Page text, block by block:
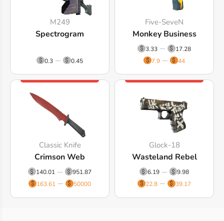
M249
Spectrogram
0.3 0.45
Five-SeveN
Monkey Business
3.33
17.28
7.9
44
Classic Knife
Crimson Web
140.01
951.87
163.61
50000
Glock-18
Wasteland Rebel
6.19
9.98
22.8
39.17